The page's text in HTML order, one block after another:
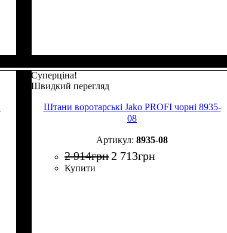
Суперціна!
Швидкий перегляд
Штани воротарські Jako PROFI чорні 8935-
08
8935-08
2 914грн 2 713грн
Купити